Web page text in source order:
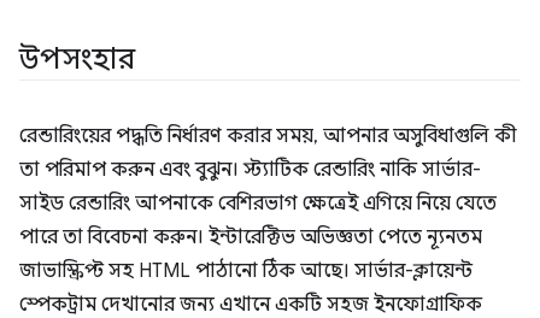
উপসংহার
রেন্ডারিংয়ের পদ্ধতি নির্ধারণ করার সময়, আপনার অসুবিধাগুলি কী
তা পরিমাপ করুন এবং বুঝুন। স্ট্যাটিক রেন্ডারিং নাকি সার্ভার-
সাইড রেন্ডারিং আপনাকে বেশিরভাগ ক্ষেত্রেই এগিয়ে নিয়ে যেতে
পারে তা বিবেচনা করুন। ইন্টারেক্টিভ অভিজ্ঞতা পেতে ন্যূনতম
জাভাস্ক্রিপ্ট সহ HTML পাঠানো ঠিক আছে। সার্ভার-ক্লায়েন্ট
স্পেকট্রাম দেখানোর জন্য এখানে একটি সহজ ইনফোগ্রাফিক